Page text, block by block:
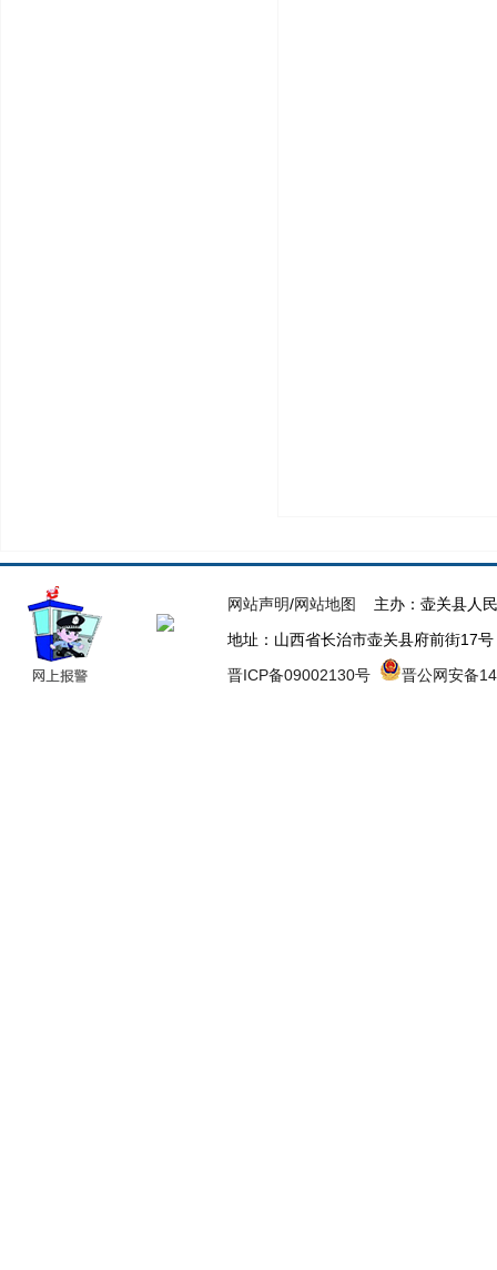
网站声明/网站地图
主办：壶关县人
地址：山西省长治市壶关县府前街17
晋ICP备09002130号
晋公网安备